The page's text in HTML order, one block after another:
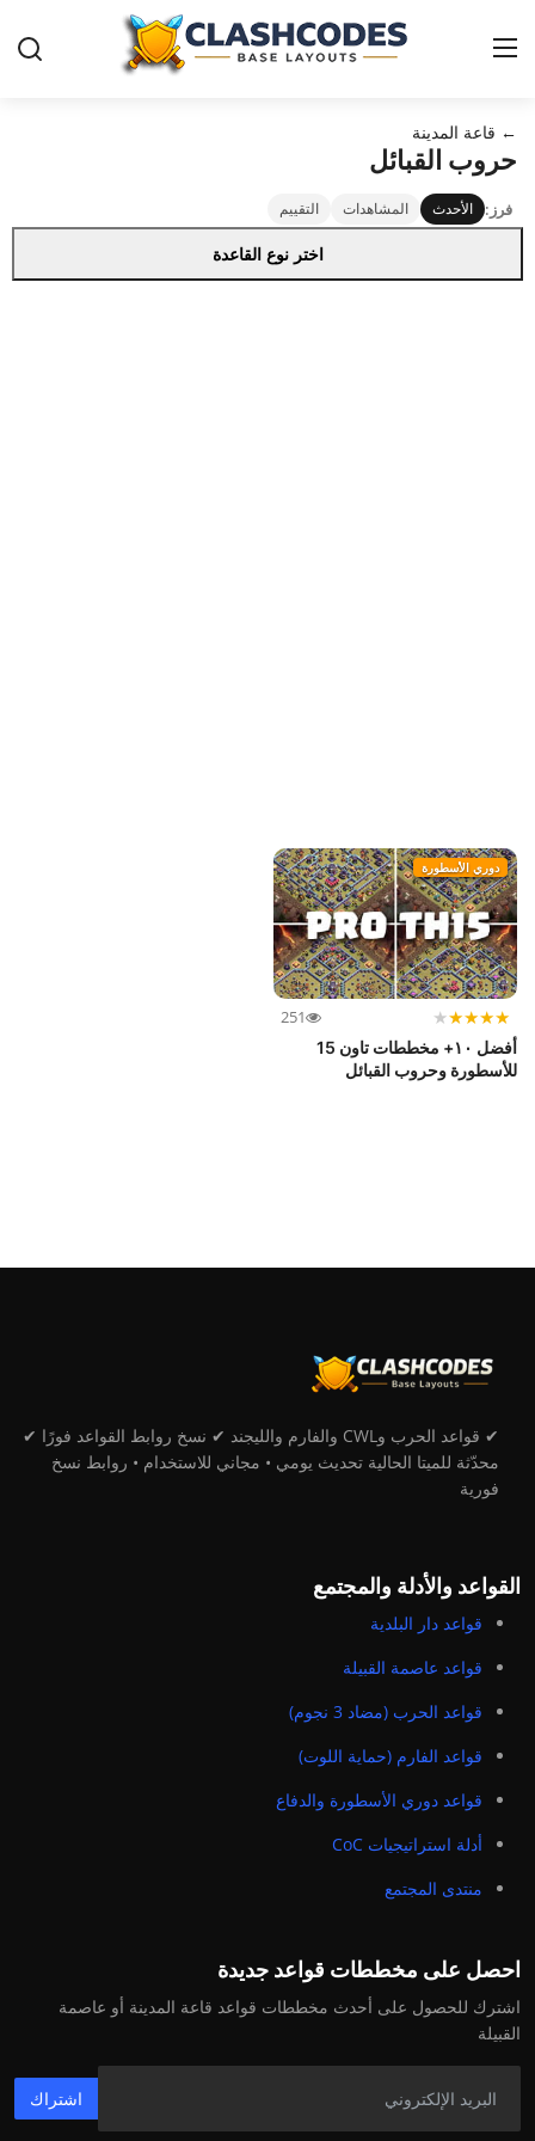
قواعد-كلاش-اوف-كلانس
العربية
← قاعة المدينة
حروب القبائل
فرز: الأحدث المشاهدات التقييم
اختر نوع القاعدة
دوري الأسطورة
★
★
★
★
★
251
أفضل ١٠+ مخططات تاون 15
للأسطورة وحروب القبائل
✔ قواعد الحرب وCWL والفارم والليجند ✔ نسخ روابط القواعد فورًا ✔
محدّثة للميتا الحالية تحديث يومي • مجاني للاستخدام • روابط نسخ
فورية
القواعد والأدلة والمجتمع
قواعد دار البلدية
قواعد عاصمة القبيلة
قواعد الحرب (مضاد 3 نجوم)
قواعد الفارم (حماية اللوت)
قواعد دوري الأسطورة والدفاع
أدلة استراتيجيات CoC
منتدى المجتمع
احصل على مخططات قواعد جديدة
اشترك للحصول على أحدث مخططات قواعد قاعة المدينة أو عاصمة
القبيلة
اشتراك